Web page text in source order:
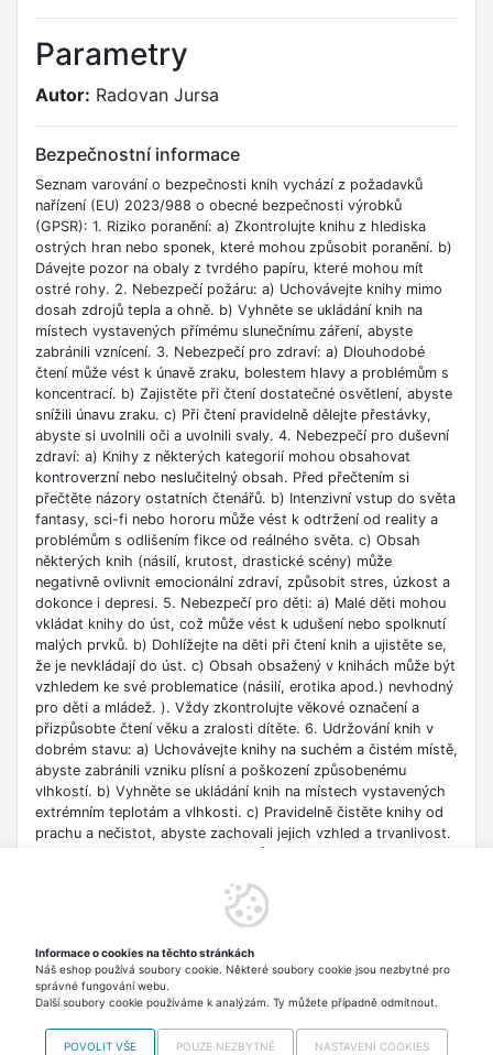
Parametry
Autor: Radovan Jursa
Bezpečnostní informace
Seznam varování o bezpečnosti knih vychází z požadavků
nařízení (EU) 2023/988 o obecné bezpečnosti výrobků
(GPSR): 1. Riziko poranění: a) Zkontrolujte knihu z hlediska
ostrých hran nebo sponek, které mohou způsobit poranění. b)
Dávejte pozor na obaly z tvrdého papíru, které mohou mít
ostré rohy. 2. Nebezpečí požáru: a) Uchovávejte knihy mimo
dosah zdrojů tepla a ohně. b) Vyhněte se ukládání knih na
místech vystavených přímému slunečnímu záření, abyste
zabránili vznícení. 3. Nebezpečí pro zdraví: a) Dlouhodobé
čtení může vést k únavě zraku, bolestem hlavy a problémům s
koncentrací. b) Zajistěte při čtení dostatečné osvětlení, abyste
snížili únavu zraku. c) Při čtení pravidelně dělejte přestávky,
abyste si uvolnili oči a uvolnili svaly. 4. Nebezpečí pro duševní
zdraví: a) Knihy z některých kategorií mohou obsahovat
kontroverzní nebo neslučitelný obsah. Před přečtením si
přečtěte názory ostatních čtenářů. b) Intenzivní vstup do světa
fantasy, sci-fi nebo hororu může vést k odtržení od reality a
problémům s odlišením fikce od reálného světa. c) Obsah
některých knih (násilí, krutost, drastické scény) může
negativně ovlivnit emocionální zdraví, způsobit stres, úzkost a
dokonce i depresi. 5. Nebezpečí pro děti: a) Malé děti mohou
vkládat knihy do úst, což může vést k udušení nebo spolknutí
malých prvků. b) Dohlížejte na děti při čtení knih a ujistěte se,
že je nevkládají do úst. c) Obsah obsažený v knihách může být
vzhledem ke své problematice (násilí, erotika apod.) nevhodný
pro děti a mládež. ). Vždy zkontrolujte věkové označení a
přizpůsobte čtení věku a zralosti dítěte. 6. Udržování knih v
dobrém stavu: a) Uchovávejte knihy na suchém a čistém místě,
abyste zabránili vzniku plísní a poškození způsobenému
vlhkostí. b) Vyhněte se ukládání knih na místech vystavených
extrémním teplotám a vlhkosti. c) Pravidelně čistěte knihy od
prachu a nečistot, abyste zachovali jejich vzhled a trvanlivost.
vzdělávací nebo profesní účely. b) Věnujte pozornost datu
vydání, protože znalosti v některých oblastech se rychle
zdrojů uvedených v knize buďte opatrní a dodržujte pravidla
bezpečnosti na síti. 8. Autorská práva: a) Dodržujte autorská
práva obsahu zpřístupněného v knize.
Informace o cookies na těchto stránkách
Náš eshop používá soubory cookie. Některé soubory cookie jsou nezbytné pro
správné fungování webu.
Další soubory cookie používáme k analýzám. Ty můžete případně odmítnout.
POVOLIT VŠE POUZE NEZBYTNÉ NASTAVENÍ COOKIES